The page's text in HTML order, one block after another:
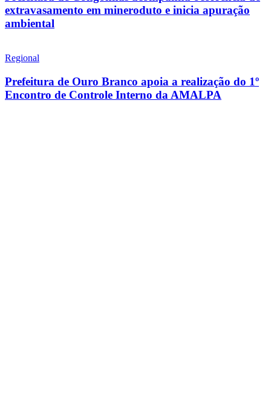
extravasamento em mineroduto e inicia apuração
ambiental
Regional
Prefeitura de Ouro Branco apoia a realização do 1º
Encontro de Controle Interno da AMALPA